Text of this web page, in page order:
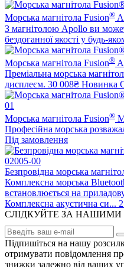
Морська магнітола Fusion®
З магнітолою Apollo ви
бездоганної якості у будь-
Морська магнітола Fusion®
Преміальна морська
дисплеєм. 30 008₴ Новинка
Морська магнітола Fusion®
Професійна морська
Під замовлення
Безпровідна морська
Комплексна морська
встановлюється на
Комплексна акустична си...
СЛІДКУЙТЕ ЗА
Підпишіться на нашу
отримувати повідомлення
знижки залежно від ваших